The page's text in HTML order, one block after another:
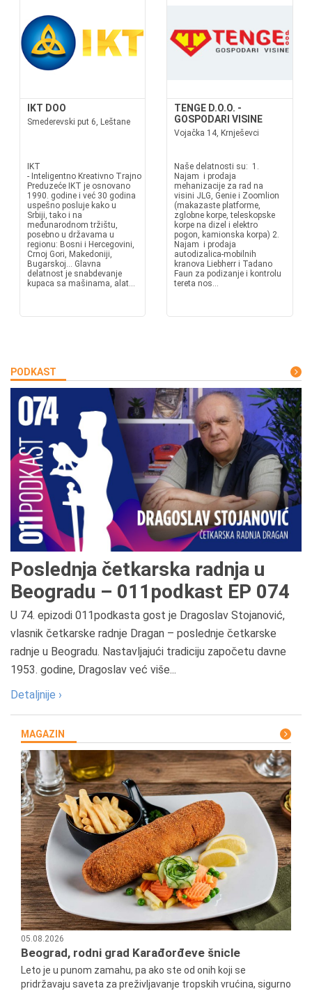
IKT DOO
Smederevski put 6, Leštane
IKT
- Inteligentno Kreativno Trajno
Preduzeće IKT je osnovano
1990. godine i već 30 godina
uspešno posluje kako u
Srbiji, tako i na
međunarodnom tržištu,
posebno u državama u
regionu: Bosni i Hercegovini,
Crnoj Gori, Makedoniji,
Bugarskoj... Glavna
delatnost je snabdevanje
kupaca sa mašinama, alat...
TENGE D.O.O. -
GOSPODARI VISINE
Vojačka 14, Krnješevci
Naše delatnosti su: 1.
Najam i prodaja
mehanizacije za rad na
visini JLG, Genie i Zoomlion
(makazaste platforme,
zglobne korpe, teleskopske
korpe na dizel i elektro
pogon, kamionska korpa) 2.
Najam i prodaja
autodizalica-mobilnih
kranova Liebherr i Tadano
Faun za podizanje i kontrolu
tereta nos...
PODKAST
Poslednja četkarska radnja u
Beogradu – 011podkast EP 074
U 74. epizodi 011podkasta gost je Dragoslav Stojanović,
vlasnik četkarske radnje Dragan – poslednje četkarske
radnje u Beogradu. Nastavljajući tradiciju započetu davne
1953. godine, Dragoslav već više...
Detaljnije ›
MAGAZIN
05.08.2026
Beograd, rodni grad Karađorđeve šnicle
Leto je u punom zamahu, pa ako ste od onih koji se
pridržavaju saveta za preživljavanje tropskih vrućina, sigurno